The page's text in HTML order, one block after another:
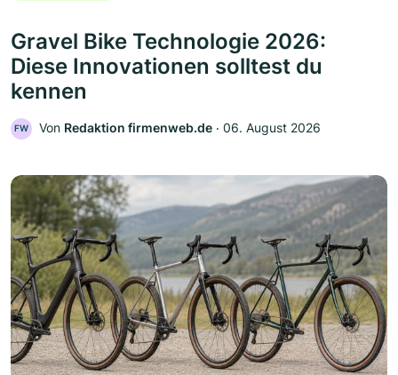
Gravel Bike Technologie 2026:
Diese Innovationen solltest du
kennen
FW Von Redaktion firmenweb.de ‧ 06. August 2026